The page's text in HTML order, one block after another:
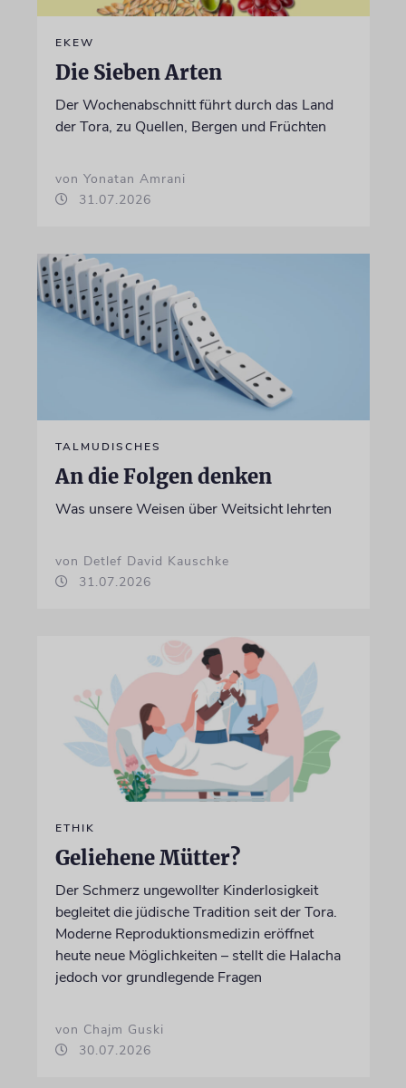
EKEW
Die Sieben Arten
Der Wochenabschnitt führt durch das Land
der Tora, zu Quellen, Bergen und Früchten
von Yonatan Amrani
31.07.2026
TALMUDISCHES
An die Folgen denken
Was unsere Weisen über Weitsicht lehrten
von Detlef David Kauschke
31.07.2026
ETHIK
Geliehene Mütter?
Der Schmerz ungewollter Kinderlosigkeit
begleitet die jüdische Tradition seit der Tora.
Moderne Reproduktionsmedizin eröffnet
heute neue Möglichkeiten – stellt die Halacha
jedoch vor grundlegende Fragen
von Chajm Guski
30.07.2026